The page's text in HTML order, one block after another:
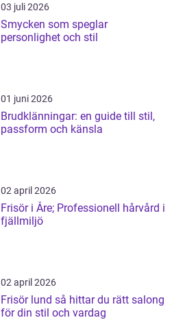
03 juli 2026
Smycken som speglar
personlighet och stil
01 juni 2026
Brudklänningar: en guide till stil,
passform och känsla
02 april 2026
Frisör i Åre; Professionell hårvård i
fjällmiljö
02 april 2026
Frisör lund så hittar du rätt salong
för din stil och vardag